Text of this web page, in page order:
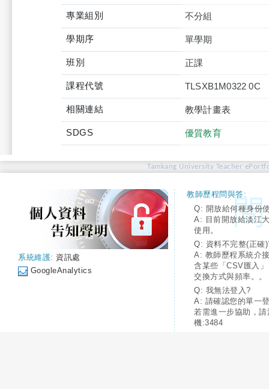
專業組別 不分組
學期序 單學期
班別 正課
課程代號 TLSXB1M0322 0C
相關連結 教學計畫表
SDGS 優質教育
Tamkang University Teacher
系統維護: 資訊處
GoogleAnalytics
教師歷程問與答:
Q: 開放給何種身份
A: 目前開放給淡江
使用。
Q: 資料不完整(正確
A: 教師歷程系統介
含某些「CSV匯入
交換方式與頻率。。
Q: 我無法登入?
A: 請確認您的單一
若需進一步協助，
機:3484